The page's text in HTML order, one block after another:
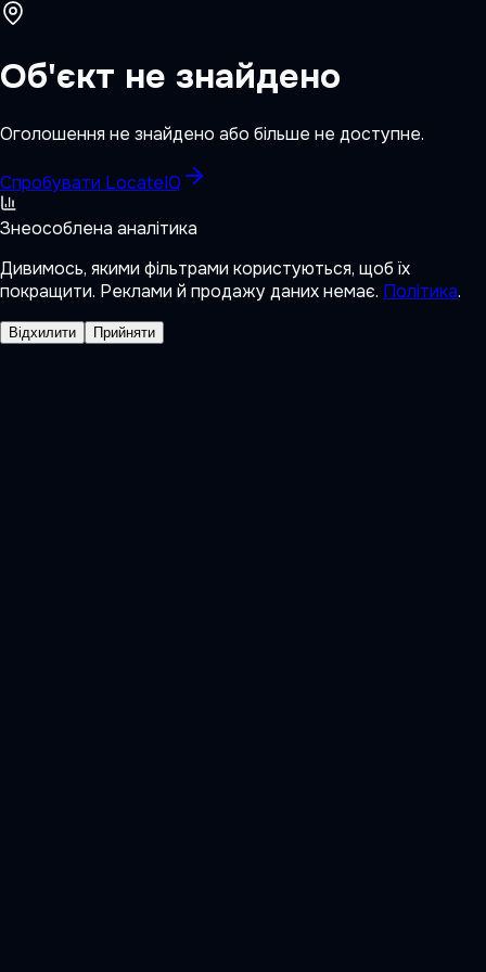
Об'єкт не знайдено
Оголошення не знайдено або більше не доступне.
Спробувати LocateIQ
Знеособлена аналітика
Дивимось, якими фільтрами користуються, щоб їх
покращити. Реклами й продажу даних немає. Політика.
Відхилити Прийняти